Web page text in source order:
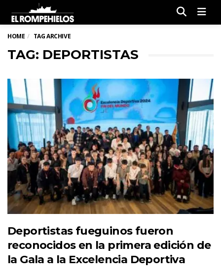
HOME TAG ARCHIVE
TAG: DEPORTISTAS
Deportistas fueguinos fueron
reconocidos en la primera edición de
la Gala a la Excelencia Deportiva